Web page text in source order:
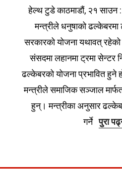
हेल्थ टुडे काठमाडौं, २१ साउन
मन्त्रीले धनुषाको ढल्केबरमा
सरकारको योजना यथावत्
संसदमा लहानमा ट्रमा सेन्टर
ढल्केबरको योजना प्रभावित हुने
मन्त्रीले समाजिक सञ्जाल
हुन्। मन्त्रीका अनुसार
गर्नेपुरा